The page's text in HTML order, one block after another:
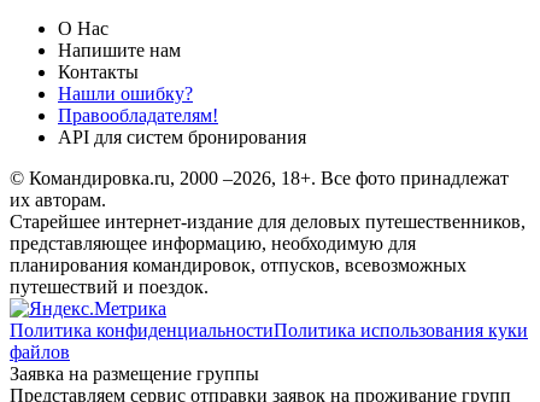
О Нас
Напишите нам
Контакты
Нашли ошибку?
Правообладателям!
API для систем бронирования
© Командировка.ru, 2000 –2026, 18+. Все фото принадлежат
их авторам.
Старейшее интернет-издание для деловых путешественников,
представляющее информацию, необходимую для
планирования командировок, отпусков, всевозможных
путешествий и поездок.
Политика конфиденциальностиПолитика использования куки
файлов
Заявка на размещение группы
Представляем сервис отправки заявок на проживание групп